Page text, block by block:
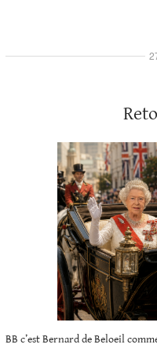
BB c’est Bernard de Beloeil